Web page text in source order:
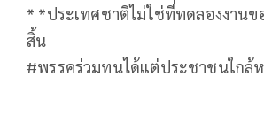
* *ประเทศชาติไม่ใช่ที่ทดลองงานข
สิ้น
#พรรคร่วมทนได้แต่ประชาชนใกล้